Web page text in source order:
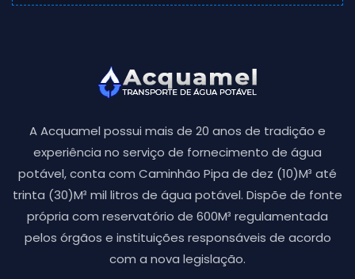
A Acquamel possui mais de 20 anos de tradição e
experiência no serviço de fornecimento de água
potável, conta com Caminhão Pipa de dez (10)M³ até
trinta (30)M³ mil litros de água potável. Dispõe de fonte
própria com reservatório de 600M³ regulamentada
pelos órgãos e instituições responsáveis de acordo
com a nova legislação.